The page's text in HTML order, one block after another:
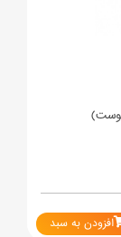
افزودن به سبد